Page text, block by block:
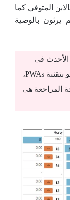
المتوفى كما
يرثون بالوصية
الأحدث فى
الإنضمام للقافلة منذ سنتين تقريبا، وهو بتقنية PWAs،
المراجعة هى